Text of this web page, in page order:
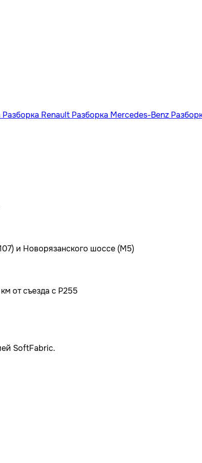
Разборка Renault Разборка Mercedes-Benz
и Новорязанского шоссе (М5)
от съезда с Р255
SoftFabric.